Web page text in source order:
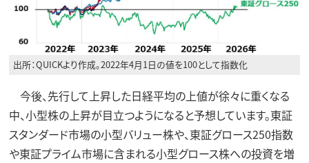
出所：QUICKより作成。2022年4月1日の値を100として指数化
今後、先行して上昇した日経平均の上値が徐々に重くなる
中、小型株の上昇が目立つようになると予想しています。東証
スタンダード市場の小型バリュー株や、東証グロース250指数
や東証プライム市場に含まれる小型グロース株への投資を増